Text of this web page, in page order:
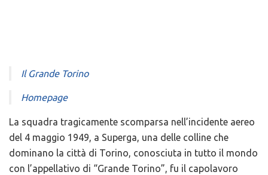
Il Grande Torino
Homepage
La squadra tragicamente scomparsa nell’incidente aereo
del 4 maggio 1949, a Superga, una delle colline che
dominano la città di Torino, conosciuta in tutto il mondo
con l’appellativo di “Grande Torino”, fu il capolavoro